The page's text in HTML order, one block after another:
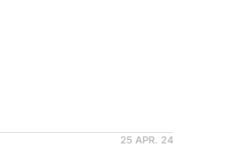
25 APR. 24